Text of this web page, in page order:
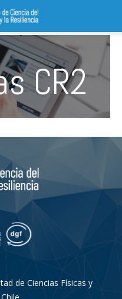
CR2
de Ciencias Físicas y